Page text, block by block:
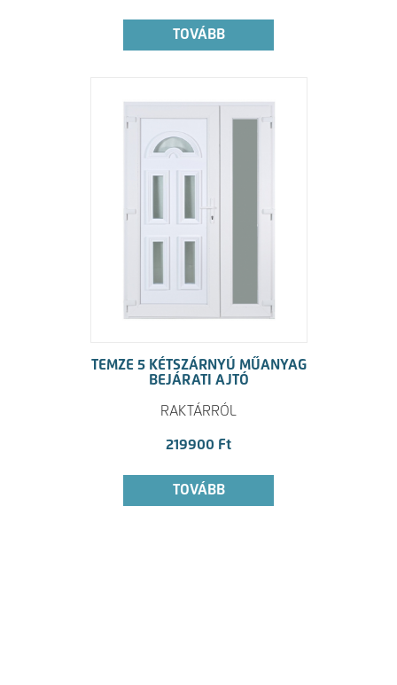
TOVÁBB
TEMZE 5 KÉTSZÁRNYÚ MŰANYAG
BEJÁRATI AJTÓ
RAKTÁRRÓL
219900 Ft
TOVÁBB